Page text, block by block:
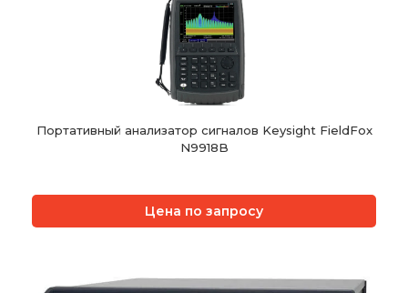
Портативный анализатор сигналов Keysight FieldFox
N9918B
Цена по запросу